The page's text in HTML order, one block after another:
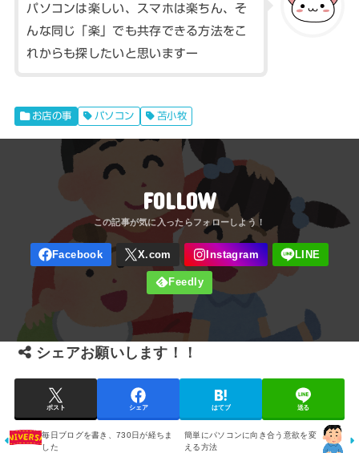
パソコンは楽しい、スマホは楽ちん、そ
んな同じ「楽」でも共存できる方法をこ
れからも探したいと思いますー
お店の事 パソコン 苫小牧
FOLLOW
シェアお願いします！！
ポスト シェア はてブ 送る
簡単にパソコンに向き合う意欲を変
える方法
毎日ブログを書き、730日が経ちま
した